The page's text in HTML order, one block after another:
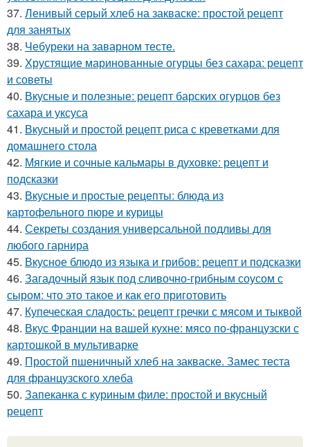
37. Ленивый серый хлеб на закваске: простой рецепт
для занятых
38. Чебуреки на заварном тесте.
39. Хрустящие маринованные огурцы без сахара: рецепт
и советы
40. Вкусные и полезные: рецепт барских огурцов без
сахара и уксуса
41. Вкусный и простой рецепт риса с креветками для
домашнего стола
42. Мягкие и сочные кальмары в духовке: рецепт и
подсказки
43. Вкусные и простые рецепты: блюда из
картофельного пюре и курицы
44. Секреты создания универсальной подливы для
любого гарнира
45. Вкусное блюдо из языка и грибов: рецепт и подсказки
46. Загадочный язык под сливочно-грибным соусом с
сыром: что это такое и как его приготовить
47. Купеческая сладость: рецепт гречки с мясом и тыквой
48. Вкус Франции на вашей кухне: мясо по-французски с
картошкой в мультиварке
49. Простой пшеничный хлеб на закваске. Замес теста
для французского хлеба
50. Запеканка с куриным филе: простой и вкусный
рецепт